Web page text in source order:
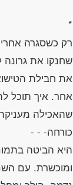
רק כשסגרה
שחנקו את
את חבילת
אחר. איך תוכל
שהאכילה
היא הביטה
ומוכשרת. עם